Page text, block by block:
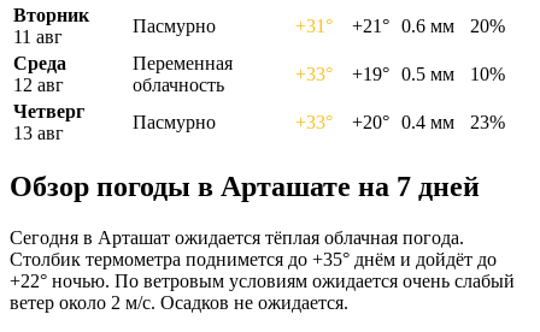
Вторник
11 авг
Пасмурно +31° +21° 0.6 мм
20%
Среда
12 авг
Переменная
облачность
+33° +19° 0.5 мм
10%
Четверг
13 авг
Пасмурно +33° +20° 0.4 мм 23%
Обзор погоды в Арташате на 7 дней
Сегодня в Арташат ожидается тёплая облачная погода.
Столбик термометра поднимется до +35° днём и дойдёт до
+22° ночью. По ветровым условиям ожидается очень слабый
ветер около 2 м/с. Осадков не ожидается.